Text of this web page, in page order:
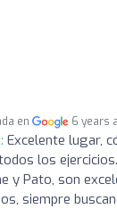
en 6 years
Excelente lugar,
los
y Pato, son
siempre